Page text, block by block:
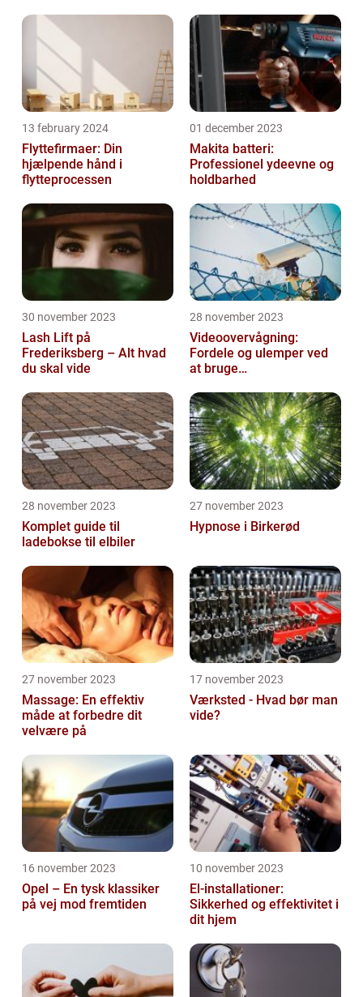
13 february 2024
Flyttefirmaer: Din
hjælpende hånd i
flytteprocessen
01 december 2023
Makita batteri:
Professionel ydeevne og
holdbarhed
30 november 2023
Lash Lift på
Frederiksberg – Alt hvad
du skal vide
28 november 2023
Videoovervågning:
Fordele og ulemper ved
at bruge
28 november 2023
Komplet guide til
ladebokse til elbiler
27 november 2023
Hypnose i Birkerød
27 november 2023
Massage: En effektiv
måde at forbedre dit
velvære på
17 november 2023
Værksted - Hvad bør man
vide?
16 november 2023
Opel – En tysk klassiker
på vej mod fremtiden
10 november 2023
El-installationer:
Sikkerhed og effektivitet i
dit hjem